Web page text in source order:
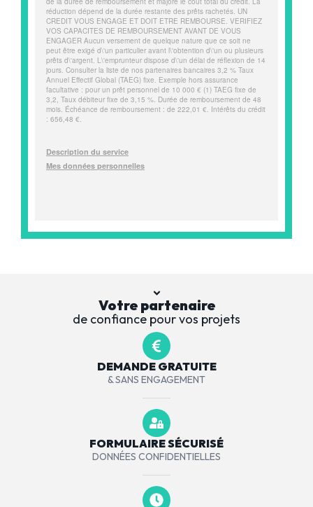
Votre partenaire
de confiance pour vos projets
DEMANDE GRATUITE
& SANS ENGAGEMENT
FORMULAIRE SÉCURISÉ
DONNÉES CONFIDENTIELLES